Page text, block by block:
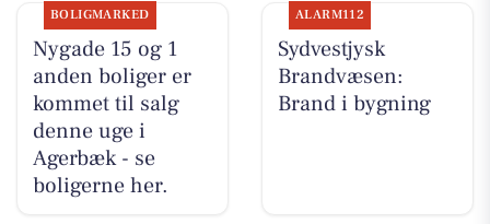
BOLIGMARKED
Nygade 15 og 1
anden boliger er
kommet til salg
denne uge i
Agerbæk - se
boligerne her.
ALARM112
Sydvestjysk
Brandvæsen:
Brand i bygning